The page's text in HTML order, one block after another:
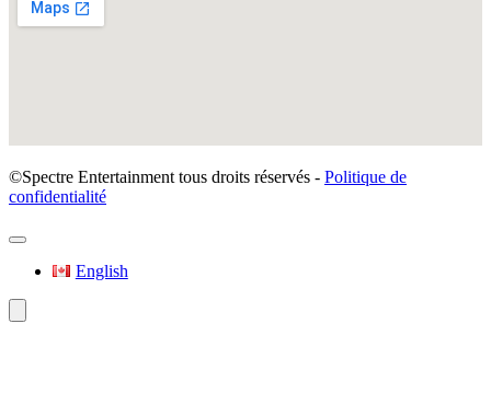
©Spectre Entertainment tous droits réservés - Politique de
confidentialité
English